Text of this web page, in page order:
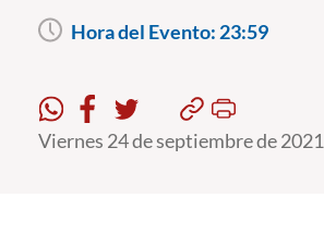
Admisión
Pregrado
Postgrado
Hora del Evento: 23:59
Viernes 24 de septiembre de 2021